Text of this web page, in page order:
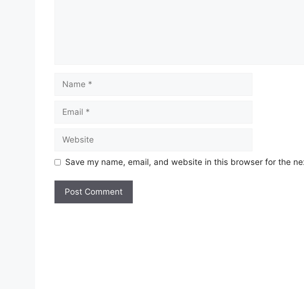
Save my name, email, and website in this browser for the